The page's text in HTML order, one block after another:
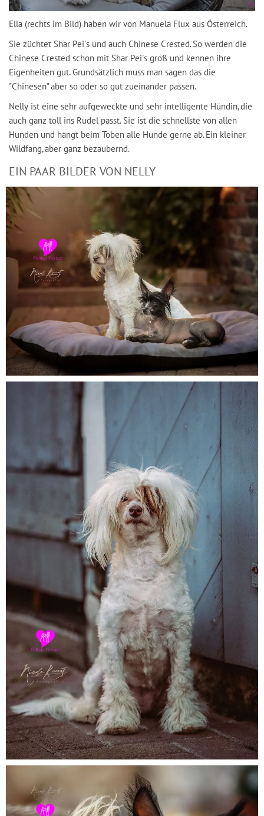
Ella (rechts im Bild) haben wir von Manuela Flux aus Österreich.
Sie züchtet Shar Pei's und auch Chinese Crested. So werden die
Chinese Crested schon mit Shar Pei's groß und kennen ihre
Eigenheiten gut. Grundsätzlich muss man sagen das die
"Chinesen" aber so oder so gut zueinander passen.
Nelly ist eine sehr aufgeweckte und sehr intelligente Hündin, die
auch ganz toll ins Rudel passt. Sie ist die schnellste von allen
Hunden und hängt beim Toben alle Hunde gerne ab. Ein kleiner
Wildfang, aber ganz bezaubernd.
EIN PAAR BILDER VON NELLY